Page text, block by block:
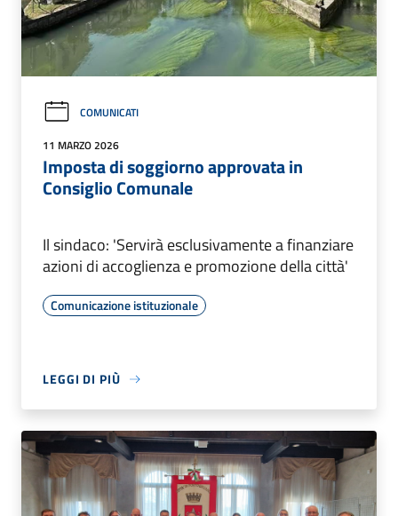
COMUNICATI
11 MARZO 2026
Imposta di soggiorno approvata in
Consiglio Comunale
Il sindaco: 'Servirà esclusivamente a finanziare
azioni di accoglienza e promozione della città'
Comunicazione istituzionale
LEGGI DI PIÙ